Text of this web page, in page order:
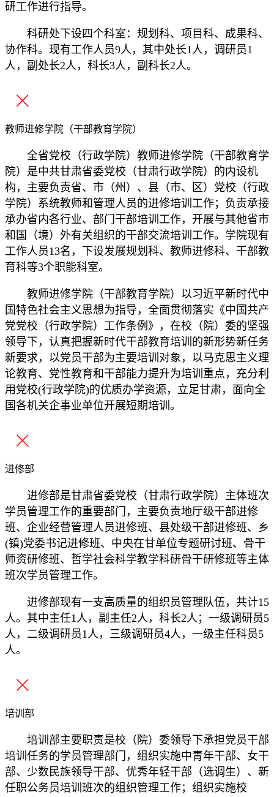
研工作进行指导。
科研处下设四个科室：规划科、项目科、成果科、
协作科。现有工作人员9人，其中处长1人，调研员1
人，副处长2人，科长3人，副科长2人。
教师进修学院（干部教育学院）
全省党校（行政学院）教师进修学院（干部教育学
院）是中共甘肃省委党校（甘肃行政学院）的内设机
构，主要负责省、市（州）、县（市、区）党校（行政
学院）系统教师和管理人员的进修培训工作；负责承接
承办省内各行业、部门干部培训工作，开展与其他省市
和国（境）外有关组织的干部交流培训工作。学院现有
工作人员13名，下设发展规划科、教师进修科、干部教
育科等3个职能科室。
教师进修学院（干部教育学院）以习近平新时代中
国特色社会主义思想为指导，全面贯彻落实《中国共产
党党校（行政学院）工作条例》，在校（院）委的坚强
领导下，认真把握新时代干部教育培训的新形势新任务
新要求，以党员干部为主要培训对象，以马克思主义理
论教育、党性教育和干部能力提升为培训重点，充分利
用党校(行政学院)的优质办学资源，立足甘肃，面向全
国各机关企事业单位开展短期培训。
进修部
进修部是甘肃省委党校（甘肃行政学院）主体班次
学员管理工作的重要部门，主要负责地厅级干部进修
班、企业经营管理人员进修班、县处级干部进修班、乡
(镇)党委书记进修班、中央在甘单位专题研讨班、骨干
师资研修班、哲学社会科学教学科研骨干研修班等主体
班次学员管理工作。
进修部现有一支高质量的组织员管理队伍，共计15
人。其中主任1人，副主任2人，科长2人；一级调研员5
人，二级调研员1人，三级调研员4人，一级主任科员5
人。
培训部
培训部主要职责是校（院）委领导下承担党员干部
培训任务的学员管理部门，组织实施中青年干部、女干
部、少数民族领导干部、优秀年轻干部（选调生）、新
任职公务员培训班次的组织管理工作；组织实施校